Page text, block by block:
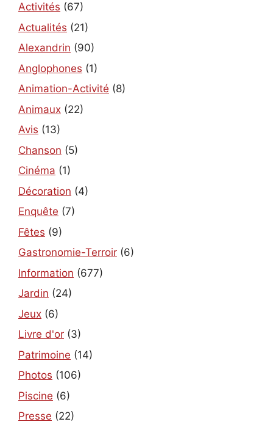
Activités (67)
Actualités (21)
Alexandrin (90)
Anglophones (1)
Animation-Activité (8)
Animaux (22)
Avis (13)
Chanson (5)
Cinéma (1)
Décoration (4)
Enquête (7)
Fêtes (9)
Gastronomie-Terroir (6)
Information (677)
Jardin (24)
Jeux (6)
Livre d'or (3)
Patrimoine (14)
Photos (106)
Piscine (6)
Presse (22)